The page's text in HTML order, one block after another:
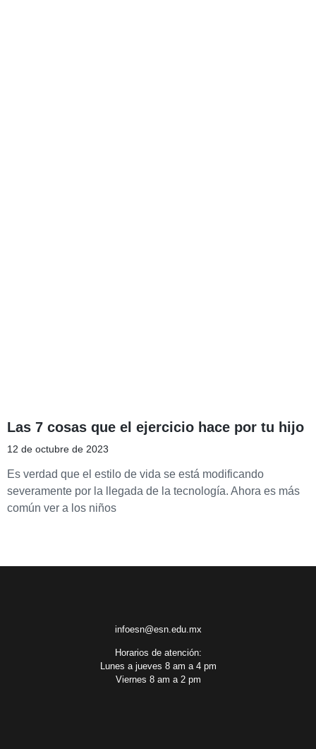
Las 7 cosas que el ejercicio hace por tu hijo
12 de octubre de 2023
Es verdad que el estilo de vida se está modificando
severamente por la llegada de la tecnología. Ahora es más
común ver a los niños
infoesn@esn.edu.mx
Horarios de atención:
Lunes a jueves 8 am a 4 pm
Viernes 8 am a 2 pm